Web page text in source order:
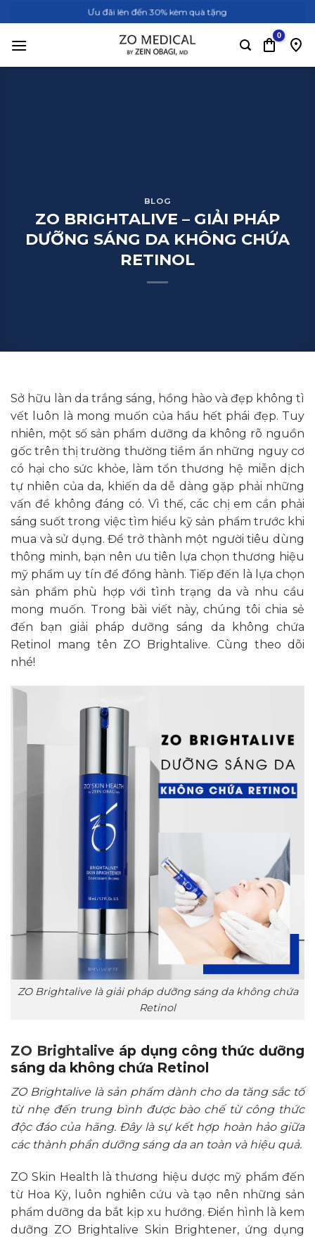
qua
nội
Ưu đãi lên đến 30% kèm quà tặng
BLOG
ZO BRIGHTALIVE – GIẢI PHÁP
DƯỠNG SÁNG DA KHÔNG CHỨA
RETINOL
Sở hữu làn da trắng sáng, hồng hào và đẹp không tì
vết luôn là mong muốn của hầu hết phái đẹp. Tuy
nhiên, một số sản phẩm dưỡng da không rõ nguồn
gốc trên thị trường thường tiềm ẩn những nguy cơ
có hại cho sức khỏe, làm tổn thương hệ miễn dịch
tự nhiên của da, khiến da dễ dàng gặp phải những
vấn đề không đáng có. Vì thế, các chị em cần phải
sáng suốt trong việc tìm hiểu kỹ sản phẩm trước khi
mua và sử dụng. Để trở thành một người tiêu dùng
thông minh, bạn nên ưu tiên lựa chọn thương hiệu
mỹ phẩm uy tín để đồng hành. Tiếp đến là lựa chọn
sản phẩm phù hợp với tình trạng da và nhu cầu
mong muốn. Trong bài viết này, chúng tôi chia sẻ
đến bạn giải pháp dưỡng sáng da không chứa
Retinol mang tên ZO Brightalive. Cùng theo dõi
nhé!
ZO Brightalive là giải pháp dưỡng sáng da không chứa
Retinol
ZO Brightalive áp dụng công thức dưỡng
sáng da không chứa Retinol
ZO Brightalive là sản phẩm dành cho da tăng sắc tố
từ nhẹ đến trung bình được bào chế từ công thức
độc đáo của hãng. Đây là sự kết hợp hoàn hảo giữa
các thành phần dưỡng sáng da an toàn và hiệu quả.
ZO Skin Health là thương hiệu dược mỹ phẩm đến
từ Hoa Kỳ, luôn nghiên cứu và tạo nên những sản
phẩm dưỡng da bắt kịp xu hướng. Điển hình là kem
dưỡng ZO Brightalive Skin Brightener, ứng dụng